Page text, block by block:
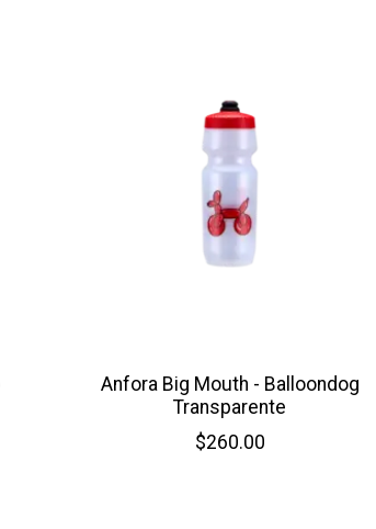
Anfora Big Mouth - Balloondog
Transparente
$260.00